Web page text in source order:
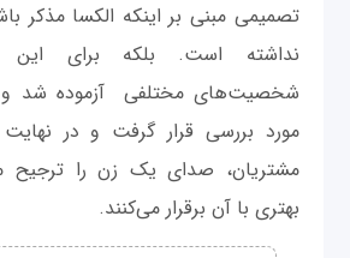
تصمیمی مبنی بر اینکه الکسا مذکر
نداشته است. بلکه برای این
شخصیت‌های مختلفی آزموده شد و
مورد بررسی قرار گرفت و در
مشتریان، صدای یک زن را ترجیح
بهتری با آن برقرار می‌کنند.